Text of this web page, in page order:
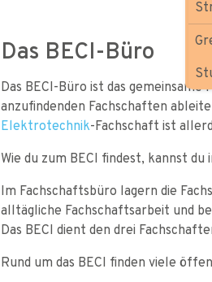
Das BECI-Büro
Das BECI-Büro ist das gemeinsame
anzufindenden Fachschaften
Elektrotechnik-Fachschaft ist
Wie du zum BECI findest, kannst du
Im Fachschaftsbüro lagern die
alltägliche Fachschaftsarbeit und
Das BECI dient den drei
Rund um das BECI finden viele